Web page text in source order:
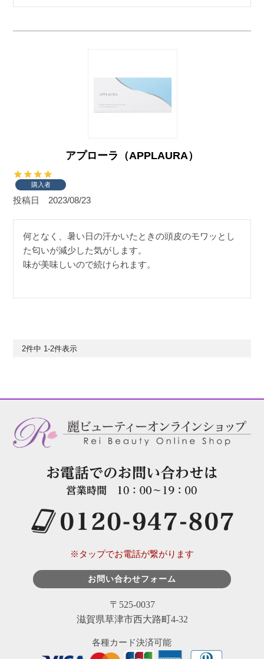
アプローラ（APPLAURA）
購入者
投稿日 2023/08/23
何となく、暑い日の汗かいたときの頭皮のモワッとし
た匂いが減少した気がします。
味が美味しいので続けられます。
2件中 1-2件表示
※タップでお電話が繋がります
お問い合わせフォーム
〒525-0037
滋賀県草津市西大路町4-32
各種カード決済可能